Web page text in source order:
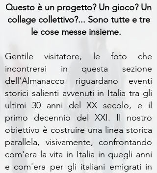
Questo è un progetto? Un gioco? Un
collage collettivo?... Sono tutte e tre
le cose messe insieme.
Gentile visitatore, le foto che
incontrerai in questa sezione
dell'Almanacco riguardano eventi
storici salienti avvenuti in Italia tra gli
ultimi 30 anni del XX secolo, e il
primo decennio del XXI. Il nostro
obiettivo è costruire una linea storica
parallela, visivamente, confrontando
com'era la vita in Italia in quegli anni
e com'era per gli italiani emigrati in